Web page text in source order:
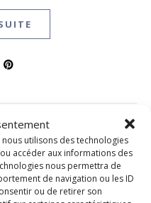
utilisons des technologies
accéder aux informations des
nous permettra de
de navigation ou les ID
ou de retirer son
4 5